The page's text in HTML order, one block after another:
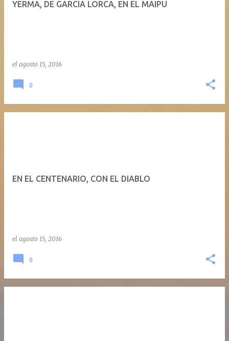
YERMA, DE GARCIA LORCA, EN EL MAIPU
el agosto 15, 2016
0
EN EL CENTENARIO, CON EL DIABLO
el agosto 15, 2016
0